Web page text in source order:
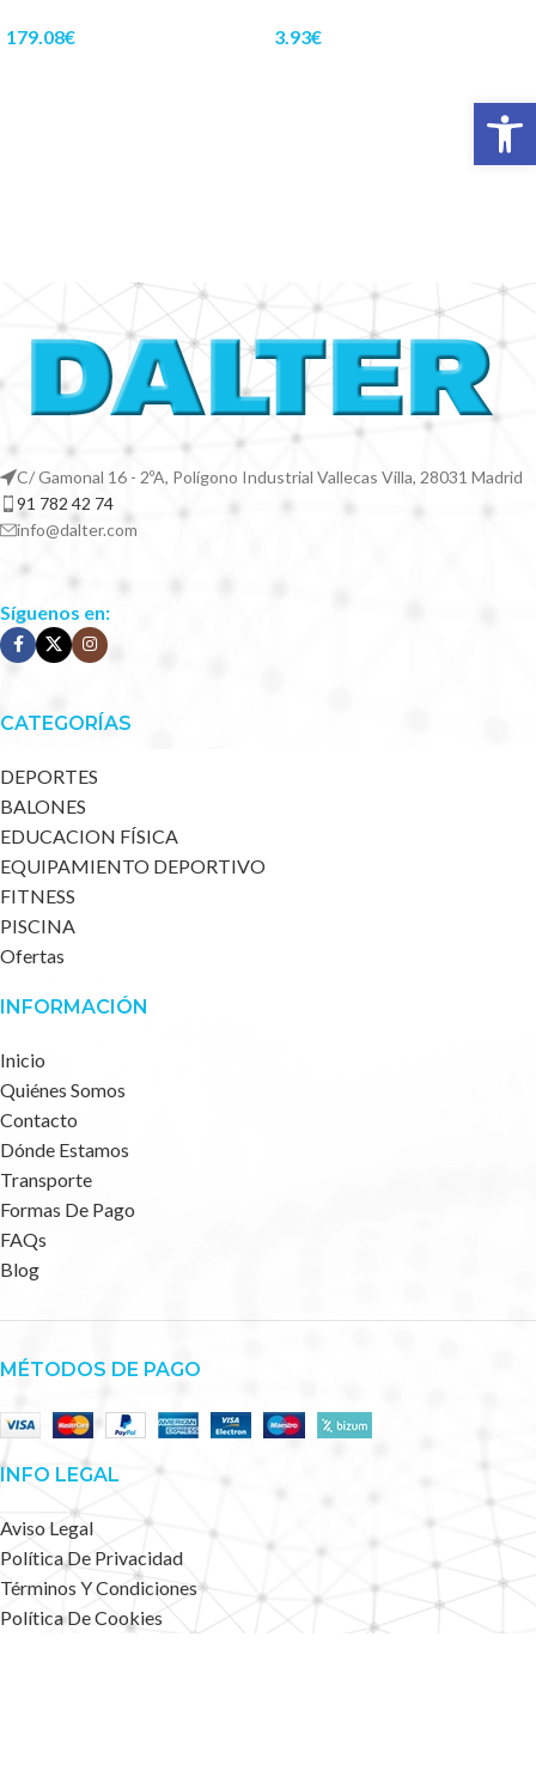
179.08€ 3.93€
C/ Gamonal 16 - 2ºA, Polígono Industrial Vallecas Villa, 28031 Madrid
91 782 42 74
info@dalter.com
Síguenos en:
CATEGORÍAS
DEPORTES
BALONES
EDUCACION FÍSICA
EQUIPAMIENTO DEPORTIVO
FITNESS
PISCINA
Ofertas
INFORMACIÓN
Inicio
Quiénes Somos
Contacto
Dónde Estamos
Transporte
Formas De Pago
FAQs
Blog
MÉTODOS DE PAGO
INFO LEGAL
Aviso Legal
Política De Privacidad
Términos Y Condiciones
Política De Cookies
Abrir